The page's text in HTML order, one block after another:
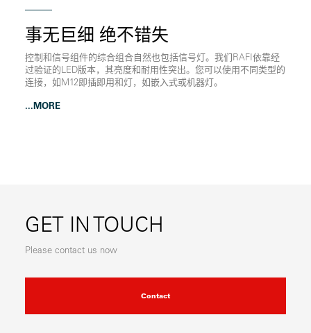
事无巨细 绝不错失
控制和信号组件的综合组合自然也包括信号灯。我们RAFI依靠经
过验证的LED版本，其亮度和耐用性突出。您可以使用不同类型的
连接，如M12即插即用和灯，如嵌入式或机器灯。
...MORE
GET IN TOUCH
Please contact us now
Contact